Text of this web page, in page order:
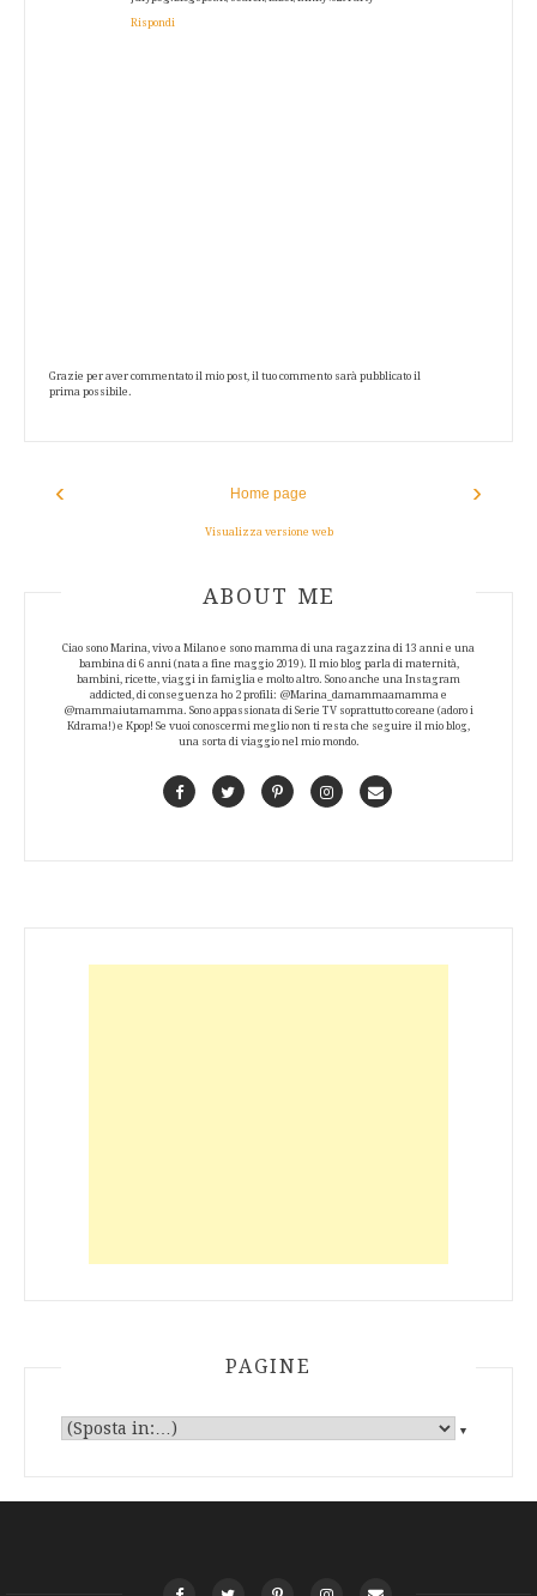
Rispondi
Grazie per aver commentato il mio post, il tuo commento sarà pubblicato il
prima possibile.
‹ ›
Home page
Visualizza versione web
ABOUT AUTHOR
ABOUT ME
Ciao sono Marina, vivo a Milano e sono mamma di una ragazzina di 13 anni e una
bambina di 6 anni (nata a fine maggio 2019). Il mio blog parla di maternità,
bambini, ricette, viaggi in famiglia e molto altro. Sono anche una Instagram
addicted, di conseguenza ho 2 profili: @Marina_damammaamamma e
@mammaiutamamma. Sono appassionata di Serie TV soprattutto coreane (adoro i
Kdrama!) e Kpop! Se vuoi conoscermi meglio non ti resta che seguire il mio blog,
una sorta di viaggio nel mio mondo.
FacebookTwitterPinterestInstagramContact
PAGINE
▼